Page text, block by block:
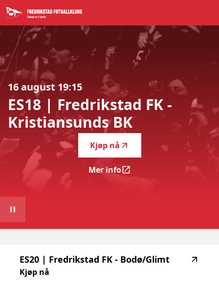
ES18 | Fredrikstad FK - Kristiansunds BK-
16 august 19:15
ES18 | Fredrikstad FK -
Kristiansunds BK
Kjøp nå
Mer infoES18 | Fredrikstad FK -
ES20 | Fredrikstad FK - Bodø/Glimt
Kjøp nå